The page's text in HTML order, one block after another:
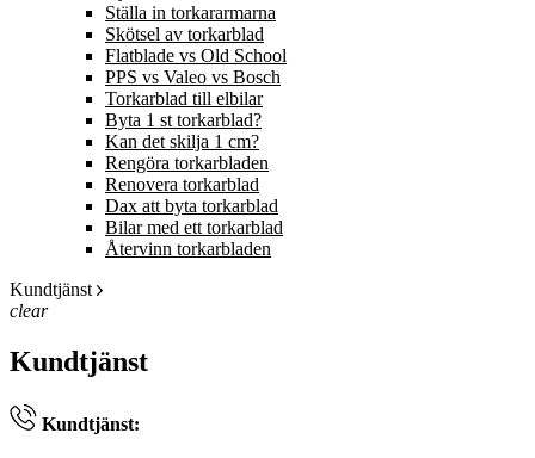
Ställa in torkararmarna
Skötsel av torkarblad
Flatblade vs Old School
PPS vs Valeo vs Bosch
Torkarblad till elbilar
Byta 1 st torkarblad?
Kan det skilja 1 cm?
Rengöra torkarbladen
Renovera torkarblad
Dax att byta torkarblad
Bilar med ett torkarblad
Återvinn torkarbladen
Kundtjänst
clear
Kundtjänst
Kundtjänst: